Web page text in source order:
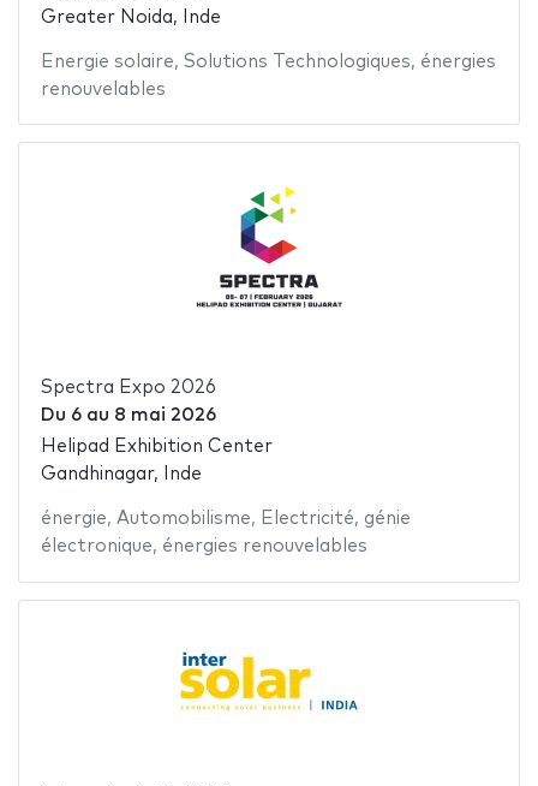
Greater Noida, Inde
Energie solaire, Solutions Technologiques, énergies
renouvelables
Spectra Expo 2026
Du 6au 8 mai 2026
Helipad Exhibition Center
Gandhinagar, Inde
énergie, Automobilisme, Electricité, génie
électronique, énergies renouvelables